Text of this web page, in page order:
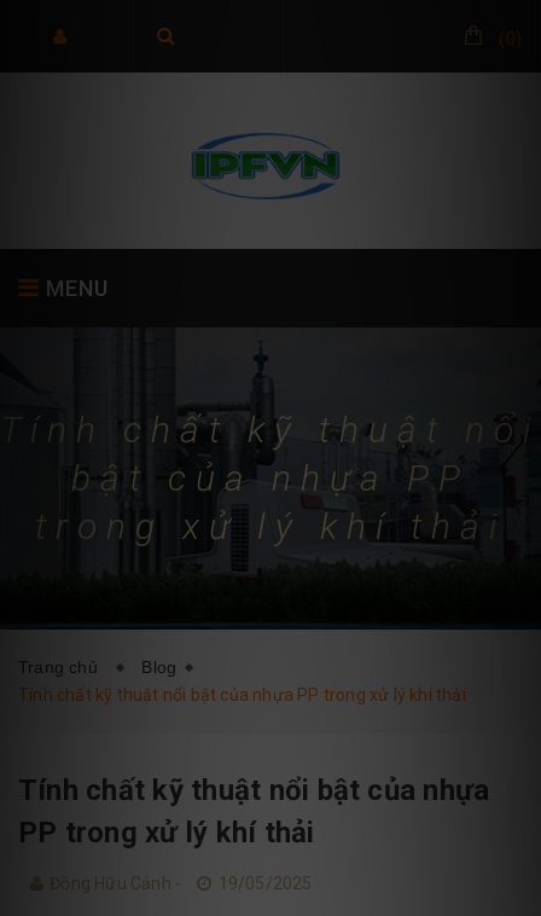
(0)
MENU
GIỚI THIỆU
BLOG LIÊN HỆ
Tính chất kỹ thuật nổi
bật của nhựa PP
trong xử lý khí thải
Trang chủ
Blog
Tính chất kỹ thuật nổi bật của nhựa PP trong xử lý khí thải
Tính chất kỹ thuật nổi bật của nhựa
PP trong xử lý khí thải
Đồng Hữu Cảnh - 19/05/2025